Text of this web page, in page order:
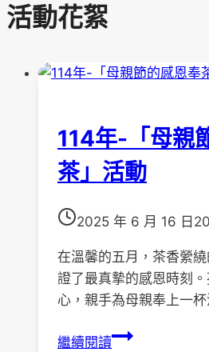
活動花絮
114年-「母親
茶」活動
2025 年 6 月 16 日
在溫馨的五月，茶香縈
證了最真摯的感恩時刻
心，親手為母親奉上一
繼續閱讀114